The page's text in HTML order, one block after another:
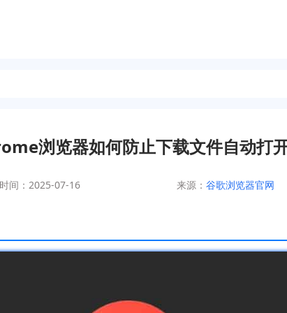
浏览器如何防止下载文件自动打
时间：2025-07-16 来源： 谷歌浏览器官网